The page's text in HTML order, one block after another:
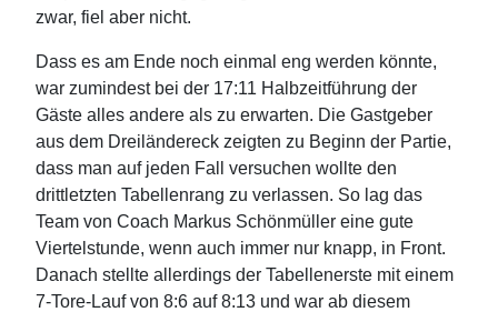
zwar, fiel aber nicht.
Dass es am Ende noch einmal eng werden könnte,
war zumindest bei der 17:11 Halbzeitführung der
Gäste alles andere als zu erwarten. Die Gastgeber
aus dem Dreiländereck zeigten zu Beginn der Partie,
dass man auf jeden Fall versuchen wollte den
drittletzten Tabellenrang zu verlassen. So lag das
Team von Coach Markus Schönmüller eine gute
Viertelstunde, wenn auch immer nur knapp, in Front.
Danach stellte allerdings der Tabellenerste mit einem
7-Tore-Lauf von 8:6 auf 8:13 und war ab diesem